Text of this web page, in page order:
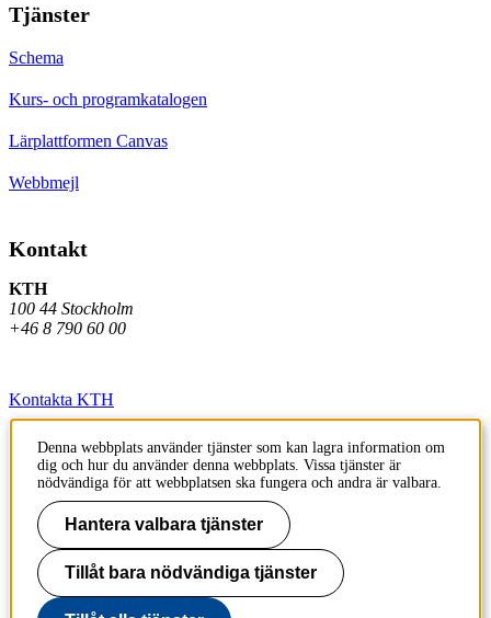
Tjänster
Schema
Kurs- och programkatalogen
Lärplattformen Canvas
Webbmejl
Kontakt
KTH
100 44 Stockholm
+46 8 790 60 00
Kontakta KTH
Jobba på KTH
Press och media
Faktura och betalning KTH
Om KTH:s webbplatser
Tillgänglighetsredogörelse
Denna webbplats använder tjänster som kan lagra information om
dig och hur du använder denna webbplats. Vissa tjänster är
nödvändiga för att webbplatsen ska fungera och andra är valbara.
Hantera valbara tjänster
Tillåt bara nödvändiga tjänster